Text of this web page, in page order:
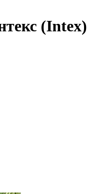
(Intex)